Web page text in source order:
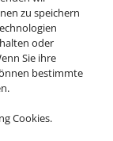
zu speichern
oder
Sie ihre
bestimmte
Cookies.